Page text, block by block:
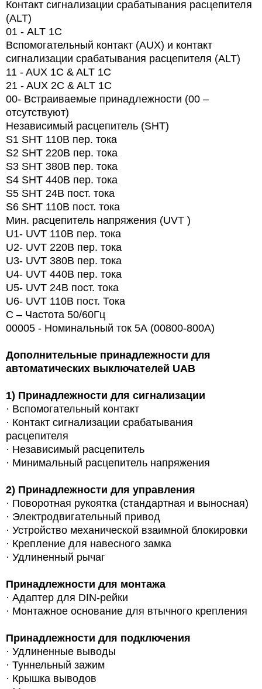
Контакт сигнализации срабатывания расцепителя
(ALT)
01 - ALT 1C
Вспомогательный контакт (AUX) и контакт
сигнализации срабатывания расцепителя (ALT)
11 - AUX 1C & ALT 1C
21 - AUX 2C & ALT 1C
00- Встраиваемые принадлежности (00 –
отсутствуют)
Независимый расцепитель (SHT)
S1 SHT 110В пер. тока
S2 SHT 220В пер. тока
S3 SHT 380В пер. тока
S4 SHT 440В пер. тока
S5 SHT 24В пост. тока
S6 SHT 110В пост. тока
Мин. расцепитель напряжения (UVT )
U1- UVT 110В пер. тока
U2- UVT 220В пер. тока
U3- UVT 380В пер. тока
U4- UVT 440В пер. тока
U5- UVT 24В пост. тока
U6- UVT 110В пост. Тока
С – Частота 50/60Гц
00005 - Номинальный ток 5А (00800-800A)
Дополнительные принадлежности для
автоматических выключателей UAB
1) Принадлежности для сигнализации
· Вспомогательный контакт
· Контакт сигнализации срабатывания
расцепителя
· Независимый расцепитель
· Минимальный расцепитель напряжения
2) Принадлежности для управления
· Поворотная рукоятка (стандартная и выносная)
· Электродвигательный привод
· Устройство механической взаимной блокировки
· Крепление для навесного замка
· Удлиненный рычаг
Принадлежности для монтажа
· Адаптер для DIN-рейки
· Монтажное основание для втычного крепления
Принадлежности для подключения
· Удлиненные выводы
· Туннельный зажим
· Крышка выводов